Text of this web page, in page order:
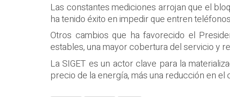
Las constantes mediciones arrojan que el
ha tenido éxito en impedir que entren
Otros cambios que ha favorecido el
estables, una mayor cobertura del servicio y
La SIGET es un actor clave para la
precio de la energía, más una reducción en